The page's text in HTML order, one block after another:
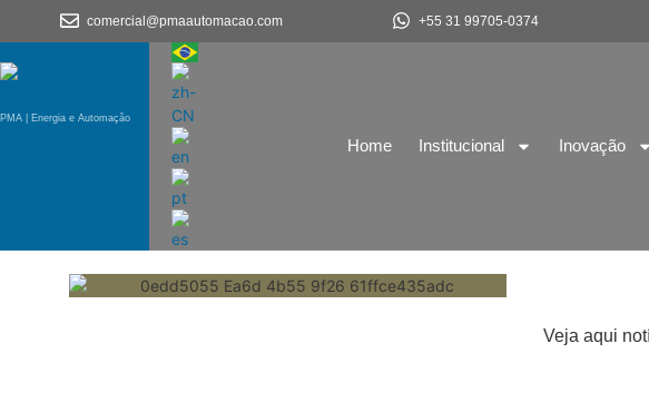
comercial@pmaautomacao.com +55 31 99705-0374
PMA | Energia e Automação
Home Institucional Inovação
Veja aqui